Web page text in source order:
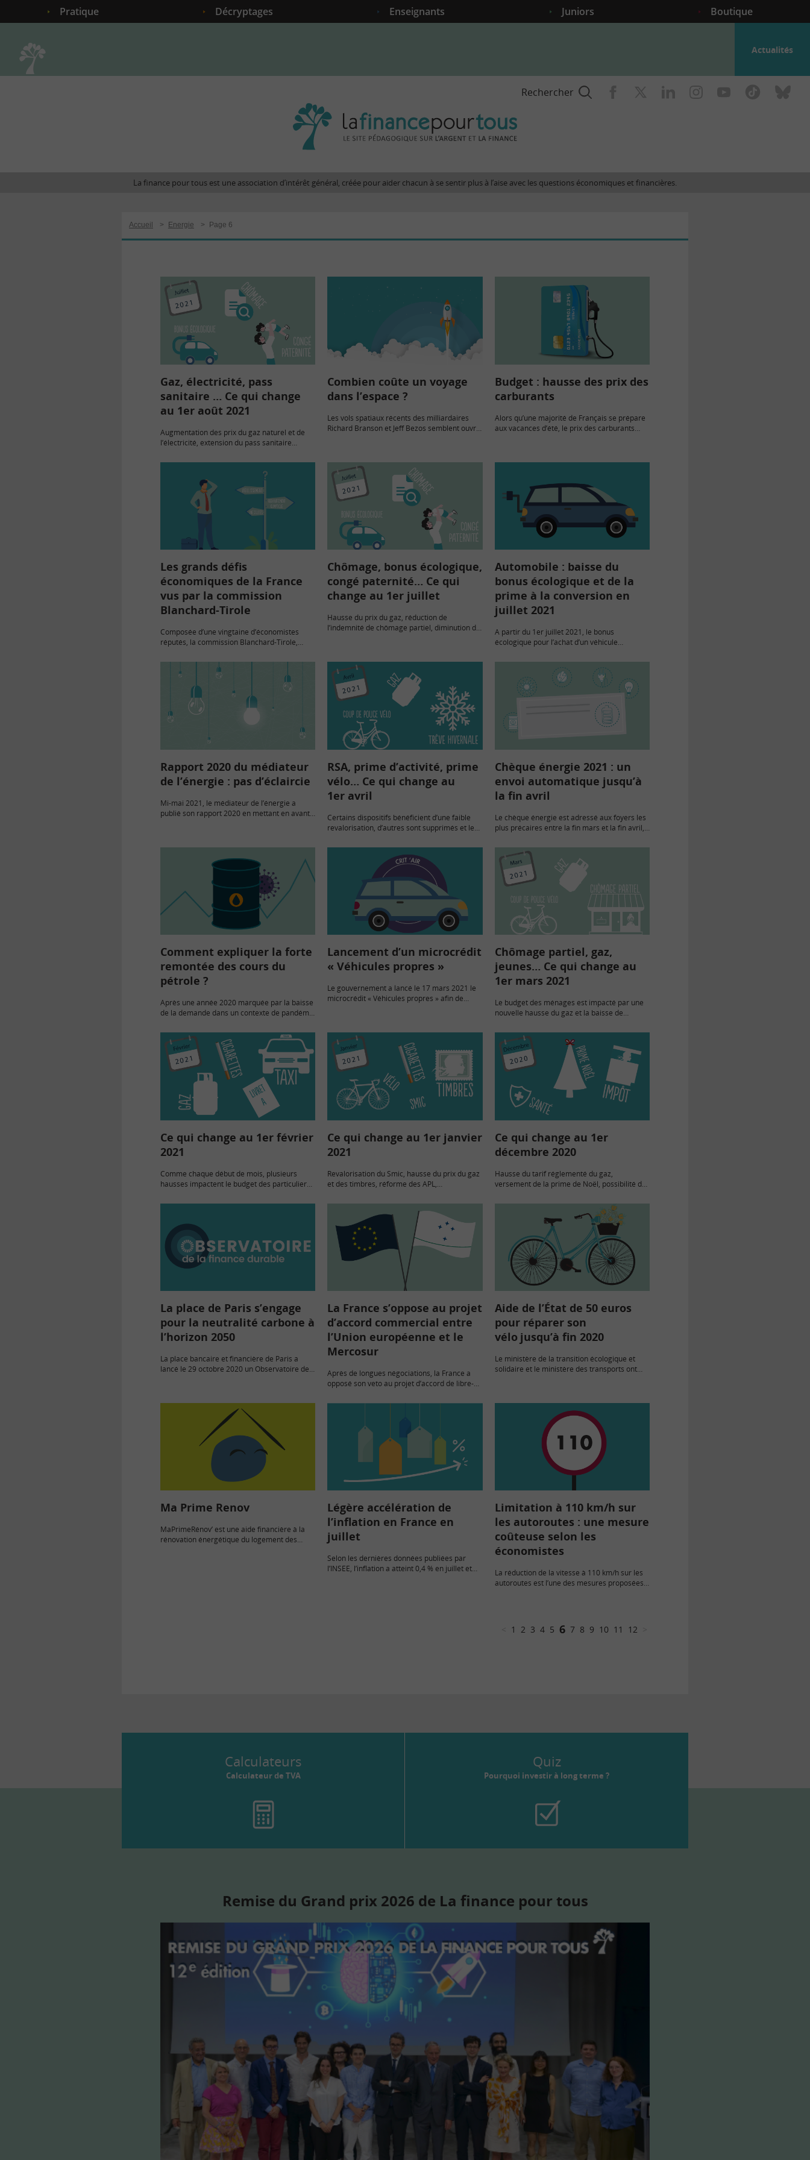
Pratique Décryptages Enseignants Juniors Boutique
Actualités
Rechercher
finance
site
et
La finance pour tous est une association d’intérêt général, créée pour aider chacun à se sentir plus à l’aise avec les questions économiques et financières.
Accueil > Energie > Page 6
Gaz, électricité, pass
sanitaire … Ce qui change
au 1er août 2021
Augmentation des prix du gaz naturel et de
l’électricité, extension du pass sanitaire
restaurants 2020… impactent les
consommateurs au cours de ce mois d’août
Combien coûte un voyage
dans l’espace ?
Les vols spatiaux récents des milliardaires
Richard Branson et Jeff Bezos semblent ouvrir
Budget : hausse des prix des
carburants
Alors qu’une majorité de Français se prépare
aux vacances d’été, le prix des carburants
Les grands défis
économiques de la France
vus par la commission
Blanchard-Tirole
Composée d’une vingtaine d’économistes
réputés, la commission Blanchard-Tirole,
de notre temps, a rendu son rapport la
semaine dernière. Ses recommandations
Chômage, bonus écologique,
congé paternité… Ce qui
change au 1er juillet
Hausse du prix du gaz, réduction de
l’indemnité de chômage partiel, diminution du
Automobile : baisse du
bonus écologique et de la
prime à la conversion en
juillet 2021
A partir du 1er juillet 2021, le bonus
écologique pour l’achat d’un véhicule
réduits un an après les majorations
accordées en pleine…
Rapport 2020 du médiateur
de l’énergie : pas d’éclaircie
Mi-mai 2021, le médiateur de l’énergie a
publié son rapport 2020 en mettant en avant
RSA, prime d’activité, prime
vélo… Ce qui change au
1er avril
Certains dispositifs bénéficient d’une faible
revalorisation, d’autres sont supprimés et les
qui change au 1er avril 2021.
Chèque énergie 2021 : un
envoi automatique jusqu’à
la fin avril
Le chèque énergie est adressé aux foyers les
plus précaires entre la fin mars et la fin avril,
277 € par an, il permet de…
Comment expliquer la forte
remontée des cours du
pétrole ?
Après une année 2020 marquée par la baisse
de la demande dans un contexte de pandémie
fortement depuis le début de l’année 2021.
Cette…
Lancement d’un microcrédit
« Véhicules propres »
Le gouvernement a lancé le 17 mars 2021 le
microcrédit « Véhicules propres » afin de
Chômage partiel, gaz,
jeunes… Ce qui change au
1er mars 2021
Le budget des ménages est impacté par une
nouvelle hausse du gaz et la baisse de
d’offres de stages seront en ligne sur la…
Ce qui change au 1er février
2021
Comme chaque début de mois, plusieurs
hausses impactent le budget des particuliers :
de l’électricité, du prix des péages… De son
Ce qui change au 1er janvier
2021
Revalorisation du Smic, hausse du prix du gaz
et des timbres, réforme des APL,
MaPrimeRenov’… figurent parmi les
nombreuses nouveautés susceptibles
d’affecter le budget des…
Ce qui change au 1er
décembre 2020
Hausse du tarif réglementé du gaz,
versement de la prime de Noël, possibilité de
Voici les nouveautés et les changements qui
La place de Paris s’engage
pour la neutralité carbone à
l’horizon 2050
La place bancaire et financière de Paris a
lancé le 29 octobre 2020 un Observatoire de
La France s’oppose au projet
d’accord commercial entre
l’Union européenne et le
Mercosur
Après de longues négociations, la France a
opposé son veto au projet d’accord de libre-
du Mercosur. Bien que cet accord aurait été
Aide de l’État de 50 euros
pour réparer son
vélo jusqu’à fin 2020
Le ministère de la transition écologique et
solidaire et le ministère des transports ont
Ma Prime Renov
MaPrimeRénov’ est une aide financière à la
rénovation énergétique du logement des
Légère accélération de
l’inflation en France en
juillet
Selon les dernières données publiées par
l’INSEE, l’inflation a atteint 0,4 % en juillet et
Limitation à 110 km/h sur
les autoroutes : une mesure
coûteuse selon les
économistes
La réduction de la vitesse à 110 km/h sur les
autoroutes est l’une des mesures proposées
1 2 3 4 5 6 7 8 9 10 11 12
Calculateurs
Calculateur de TVA
Quiz
Pourquoi investir à long terme ?
Remise du Grand prix 2026 de La finance pour tous